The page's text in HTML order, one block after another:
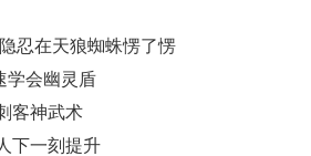
忍在天狼蜘蛛愣了愣
学会幽灵盾
客神武术
下一刻提升